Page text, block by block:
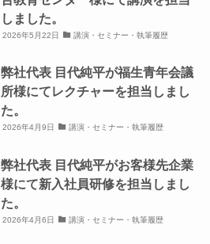
しました。
2026年5月22日 講演・セミナー・執筆履歴
弊社代表 目代純平が福生青年会議
所様にてレクチャーを担当しまし
た。
2026年4月9日 講演・セミナー・執筆履歴
弊社代表 目代純平がお客様先企業
様にて新入社員研修を担当しまし
た。
2026年4月6日 講演・セミナー・執筆履歴